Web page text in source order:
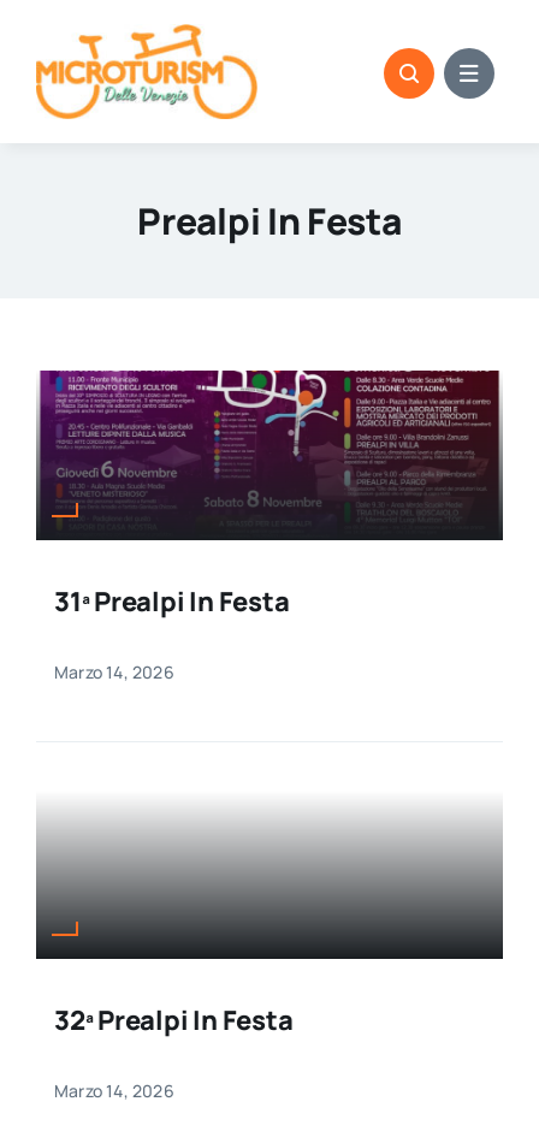
content
Prealpi In Festa
31ª Prealpi In Festa
Marzo 14, 2026
32ª Prealpi In Festa
Marzo 14, 2026